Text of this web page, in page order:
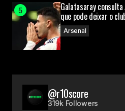
Galatasaray
que pode deixar o
Arsenal
@r10score
319k Followers